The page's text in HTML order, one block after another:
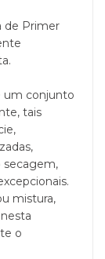
de Primer
um conjunto
tais
secagem,
mistura,
o